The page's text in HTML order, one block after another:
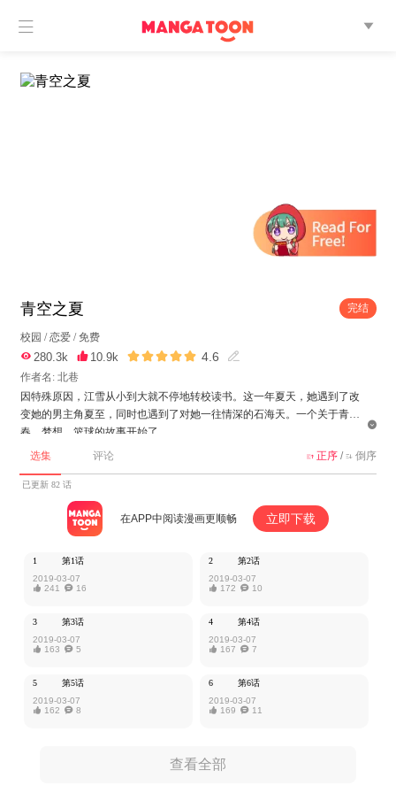
 
青空之夏 完结
校园 /恋爱 /免费
 280.3k  10.9k  4.6 
作者名: 北巷
因特殊原因，江雪从小到大就不停地转校读书。这一年夏天，她遇到了改
变她的男主角夏至，同时也遇到了对她一往情深的石海天。一个关于青
春、梦想、篮球的故事开始了。
aToon所持立场。

选集 评论  正序/  倒序
已更新 82 话
在APP中阅读漫画更顺畅 立即下载
1
第1话
2019-03-07
 241 16
2
第2话
2019-03-07
 172 10
3
第3话
2019-03-07
 163 5
4
第4话
2019-03-07
 167 7
5
第5话
2019-03-07
 162 8
6
第6话
2019-03-07
 169 11
查看全部